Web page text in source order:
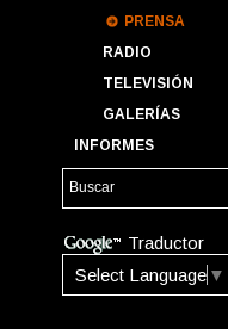
PRENSA
RADIO
TELEVISIÓN
GALERÍAS
INFORMES
Traductor
Select Language ▼